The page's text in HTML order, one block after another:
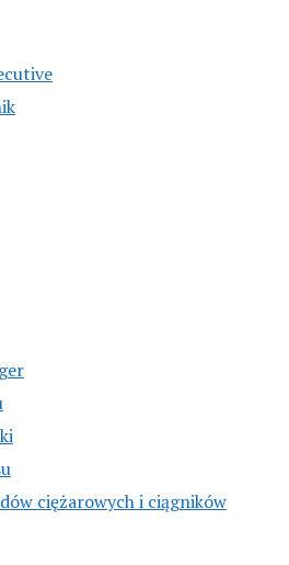
ciężarowych i ciągników